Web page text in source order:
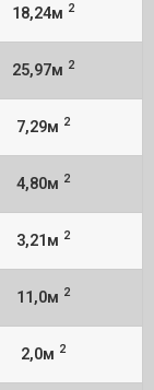
18,24м 2
25,97м 2
7,29м 2
4,80м 2
3,21м 2
11,0м 2
2,0м 2